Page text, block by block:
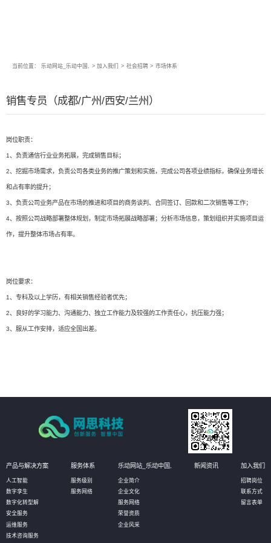
当前位置： 乐动网站_乐动中国, > 加入我们 > 社会招聘 > 市场体系
销售专员（成都/广州/西安/兰州）
岗位职责：
1、负责通信行业业务拓展，完成销售目标；
2、挖掘市场需求，负责公司各类业务的推广策划和实施，完成公司各项业绩指标，确保业务增长
和占有率的提升；
3、负责公司业务产品在市场的推进和项目的商务谈判、合同签订、回款和二次销售等工作；
4、按照公司战略部署整体规划，制定市场拓展战略部署；分析市场信息，策划组织并实施项目运
作，提升整体市场占有率。
岗位要求：
1、专科及以上学历，有相关销售经验者优先；
2、良好的学习能力、沟通能力、独立工作能力及较强的工作责任心，抗压能力强；
3、服从工作安排，适应全国出差。
产品与解决方案
人工智能
数字孪生
数字化转型解
安全服务
运维服务
技术咨询服务
服务体系
服务级别
服务网络
乐动网站_乐动中国,
企业简介
企业文化
服务网络
荣誉资质
企业风采
新闻资讯 加入我们
招聘岗位
联系方式
留言表单